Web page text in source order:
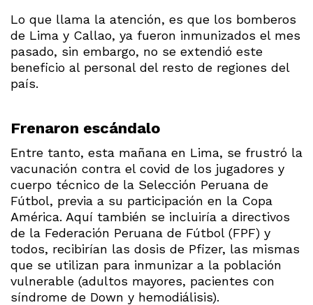
Lo que llama la atención, es que los bomberos
de Lima y Callao, ya fueron inmunizados el mes
pasado, sin embargo, no se extendió este
beneficio al personal del resto de regiones del
país.
Frenaron escándalo
Entre tanto, esta mañana en Lima, se frustró la
vacunación contra el covid de los jugadores y
cuerpo técnico de la Selección Peruana de
Fútbol, previa a su participación en la Copa
América. Aquí también se incluiría a directivos
de la Federación Peruana de Fútbol (FPF) y
todos, recibirían las dosis de Pfizer, las mismas
que se utilizan para inmunizar a la población
vulnerable (adultos mayores, pacientes con
síndrome de Down y hemodiálisis).